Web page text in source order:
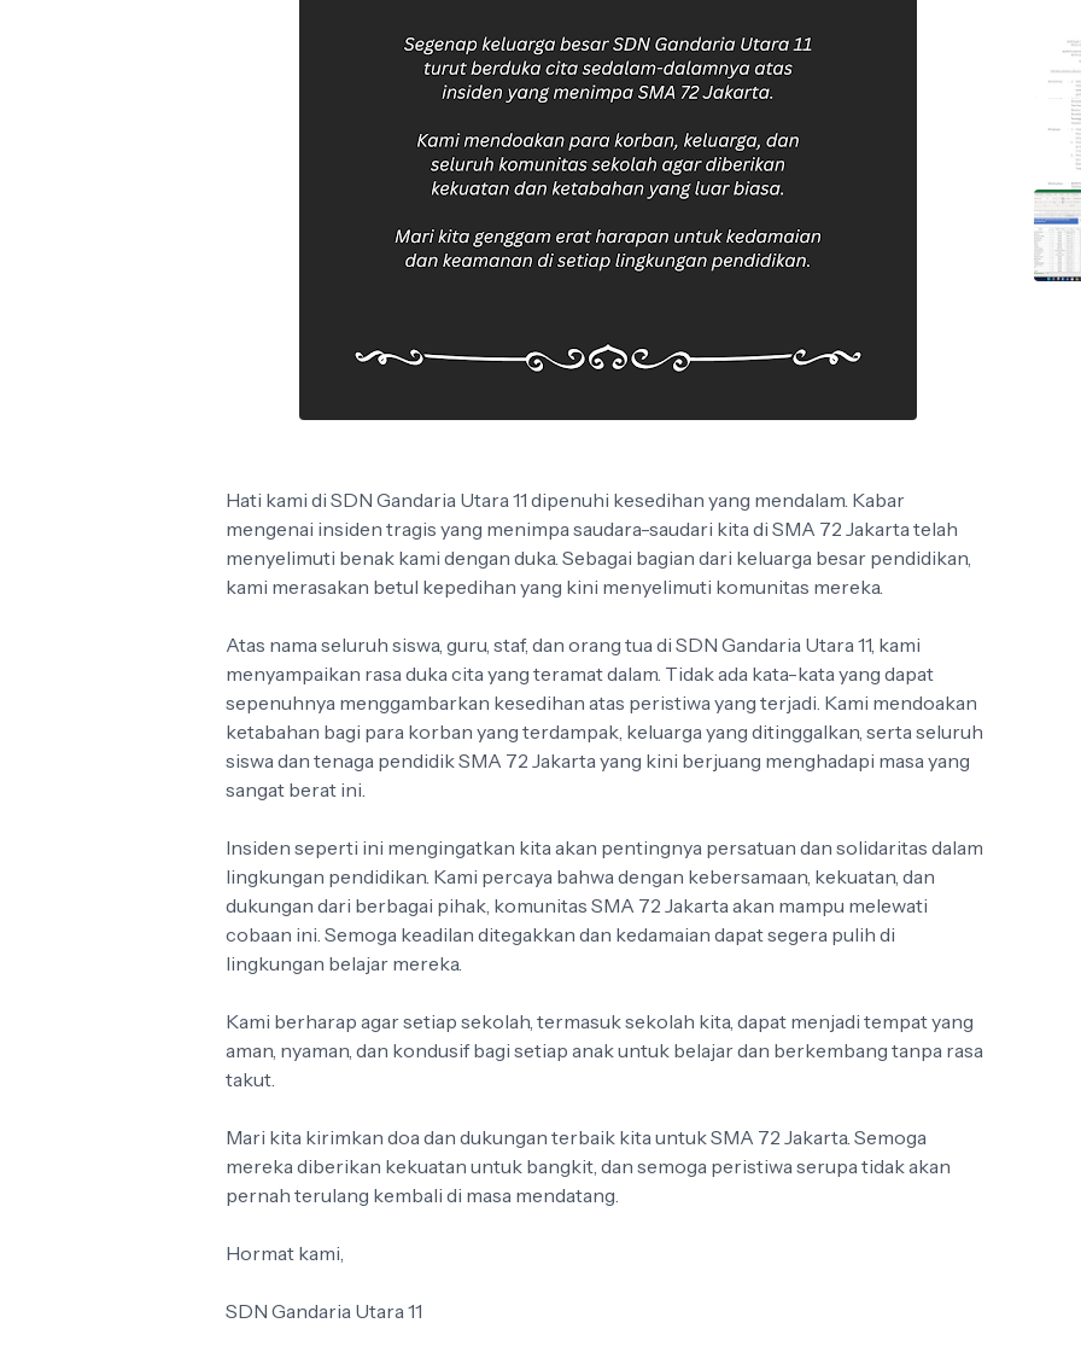
Hati kami di SDN Gandaria Utara 11 dipenuhi kesedihan yang mendalam. Kabar
mengenai insiden tragis yang menimpa saudara-saudari kita di SMA 72 Jakarta telah
menyelimuti benak kami dengan duka. Sebagai bagian dari keluarga besar pendidikan,
kami merasakan betul kepedihan yang kini menyelimuti komunitas mereka.
Atas nama seluruh siswa, guru, staf, dan orang tua di SDN Gandaria Utara 11, kami
menyampaikan rasa duka cita yang teramat dalam. Tidak ada kata-kata yang dapat
sepenuhnya menggambarkan kesedihan atas peristiwa yang terjadi. Kami mendoakan
ketabahan bagi para korban yang terdampak, keluarga yang ditinggalkan, serta seluruh
siswa dan tenaga pendidik SMA 72 Jakarta yang kini berjuang menghadapi masa yang
sangat berat ini.
Insiden seperti ini mengingatkan kita akan pentingnya persatuan dan solidaritas dalam
lingkungan pendidikan. Kami percaya bahwa dengan kebersamaan, kekuatan, dan
dukungan dari berbagai pihak, komunitas SMA 72 Jakarta akan mampu melewati
cobaan ini. Semoga keadilan ditegakkan dan kedamaian dapat segera pulih di
lingkungan belajar mereka.
Kami berharap agar setiap sekolah, termasuk sekolah kita, dapat menjadi tempat yang
aman, nyaman, dan kondusif bagi setiap anak untuk belajar dan berkembang tanpa rasa
takut.
Mari kita kirimkan doa dan dukungan terbaik kita untuk SMA 72 Jakarta. Semoga
mereka diberikan kekuatan untuk bangkit, dan semoga peristiwa serupa tidak akan
pernah terulang kembali di masa mendatang.
Hormat kami,
SDN Gandaria Utara 11